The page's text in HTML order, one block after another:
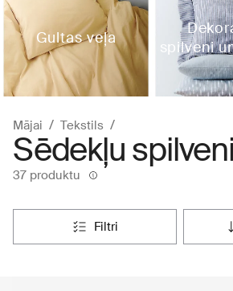
Gultas veļa
spilveni
Mājai Tekstils
Sēdekļu spilveni
37 produktu
filtri